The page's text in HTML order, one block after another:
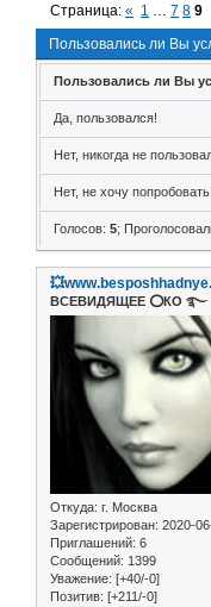
Пользовались ли Вы
Страница:« 1 … 7 8 9
Пользовались ли Вы
Да, пользовался!
Нет, никогда не
Нет, не хочу попробовать!
Голосов: 5;
ВСЕВИДЯЩЕЕ ⭕️КО ࿐
Откуда: г. Москва
Зарегистрирован: 2020-
Приглашений: 6
Сообщений: 1399
Уважение: [+40/-0]
Позитив: [+211/-0]